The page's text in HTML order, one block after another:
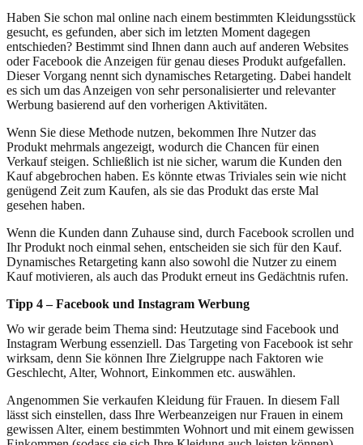
Haben Sie schon mal online nach einem bestimmten Kleidungsstück
gesucht, es gefunden, aber sich im letzten Moment dagegen
entschieden? Bestimmt sind Ihnen dann auch auf anderen Websites
oder Facebook die Anzeigen für genau dieses Produkt aufgefallen.
Dieser Vorgang nennt sich dynamisches Retargeting. Dabei handelt
es sich um das Anzeigen von sehr personalisierter und relevanter
Werbung basierend auf den vorherigen Aktivitäten.
Wenn Sie diese Methode nutzen, bekommen Ihre Nutzer das
Produkt mehrmals angezeigt, wodurch die Chancen für einen
Verkauf steigen. Schließlich ist nie sicher, warum die Kunden den
Kauf abgebrochen haben. Es könnte etwas Triviales sein wie nicht
genügend Zeit zum Kaufen, als sie das Produkt das erste Mal
gesehen haben.
Wenn die Kunden dann Zuhause sind, durch Facebook scrollen und
Ihr Produkt noch einmal sehen, entscheiden sie sich für den Kauf.
Dynamisches Retargeting kann also sowohl die Nutzer zu einem
Kauf motivieren, als auch das Produkt erneut ins Gedächtnis rufen.
Tipp 4 – Facebook und Instagram Werbung
Wo wir gerade beim Thema sind: Heutzutage sind Facebook und
Instagram Werbung essenziell. Das Targeting von Facebook ist sehr
wirksam, denn Sie können Ihre Zielgruppe nach Faktoren wie
Geschlecht, Alter, Wohnort, Einkommen etc. auswählen.
Angenommen Sie verkaufen Kleidung für Frauen. In diesem Fall
lässt sich einstellen, dass Ihre Werbeanzeigen nur Frauen in einem
gewissen Alter, einem bestimmten Wohnort und mit einem gewissen